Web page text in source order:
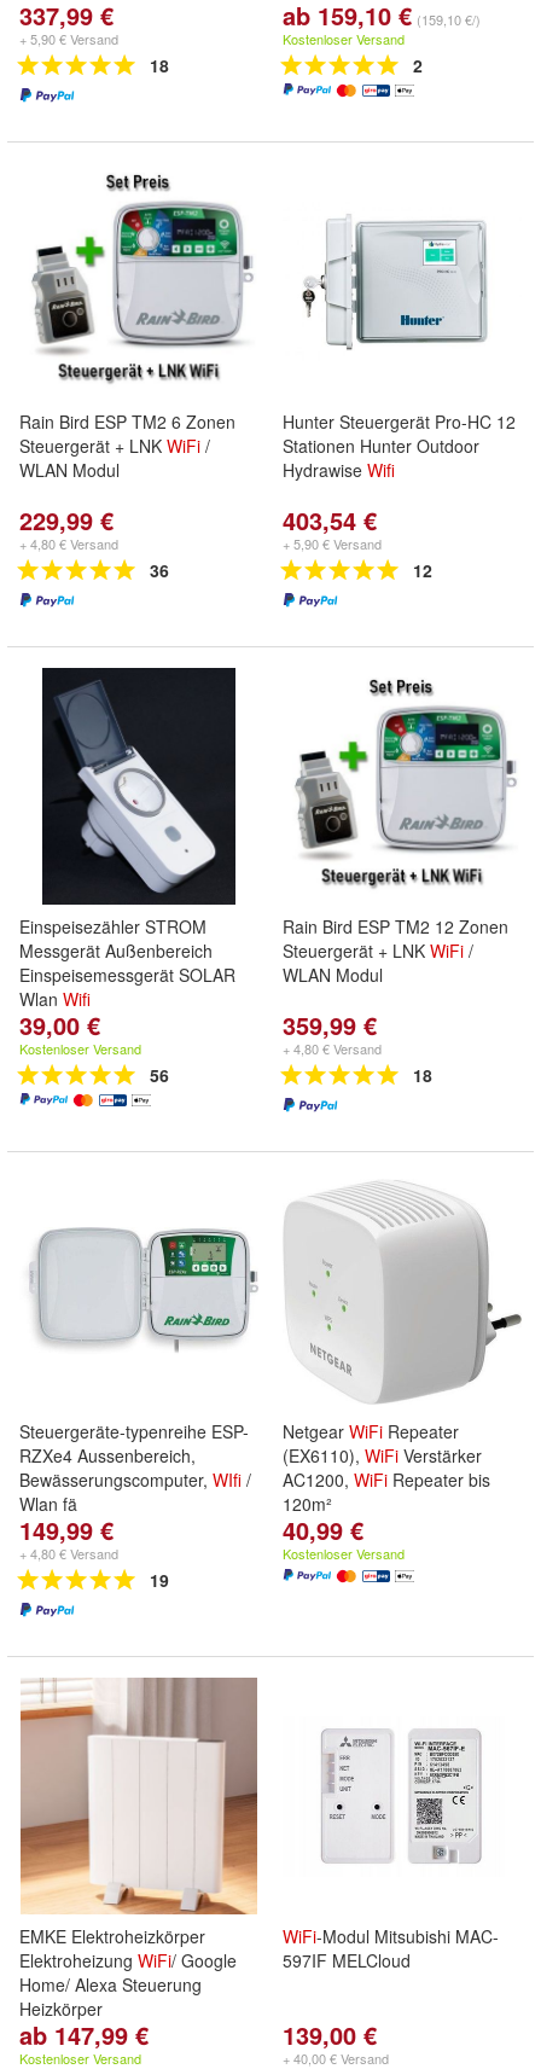
337,99 €
+ 5,90 € Versand
18
ab 159,10 € (159,10 €/)
Kostenloser Versand
2
Rain Bird ESP TM2 6 Zonen
Steuergerät + LNK WiFi /
WLAN Modul
229,99 €
+ 4,80 € Versand
36
Hunter Steuergerät Pro-HC 12
Stationen Hunter Outdoor
Hydrawise Wifi
403,54 €
+ 5,90 € Versand
12
Einspeisezähler STROM
Messgerät Außenbereich
Einspeisemessgerät SOLAR
Wlan Wifi
39,00 €
Kostenloser Versand
56
Rain Bird ESP TM2 12 Zonen
Steuergerät + LNK WiFi /
WLAN Modul
359,99 €
+ 4,80 € Versand
18
Steuergeräte-typenreihe ESP-
RZXe4 Aussenbereich,
Bewässerungscomputer, WIfi /
Wlan fä
149,99 €
+ 4,80 € Versand
19
Netgear WiFi Repeater
(EX6110), WiFi Verstärker
AC1200, WiFi Repeater bis
120m²
40,99 €
Kostenloser Versand
EMKE Elektroheizkörper
Elektroheizung WiFi/ Google
Home/ Alexa Steuerung
Heizkörper
ab 147,99 €
Kostenloser Versand
WiFi-Modul Mitsubishi MAC-
597IF MELCloud
139,00 €
+ 40,00 € Versand